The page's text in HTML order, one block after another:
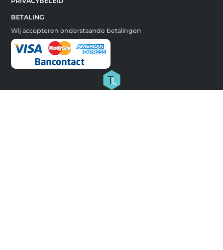
BETALING
Wij accepteren onderstaande betalingen